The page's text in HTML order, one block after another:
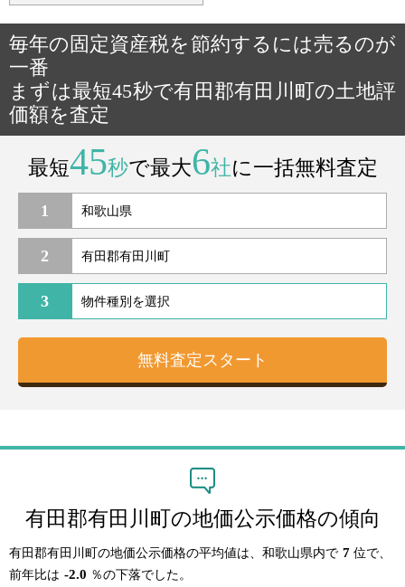
毎年の固定資産税を節約するには売るのが
一番
まずは最短45秒で有田郡有田川町の土地評
価額を査定
最短45秒で最大6社に一括無料査定
1
2
3
有田郡有田川町の地価公示価格の傾向
有田郡有田川町の地価公示価格の平均値は、和歌山県内で 7 位で、
前年比は -2.0 ％の下落でした。